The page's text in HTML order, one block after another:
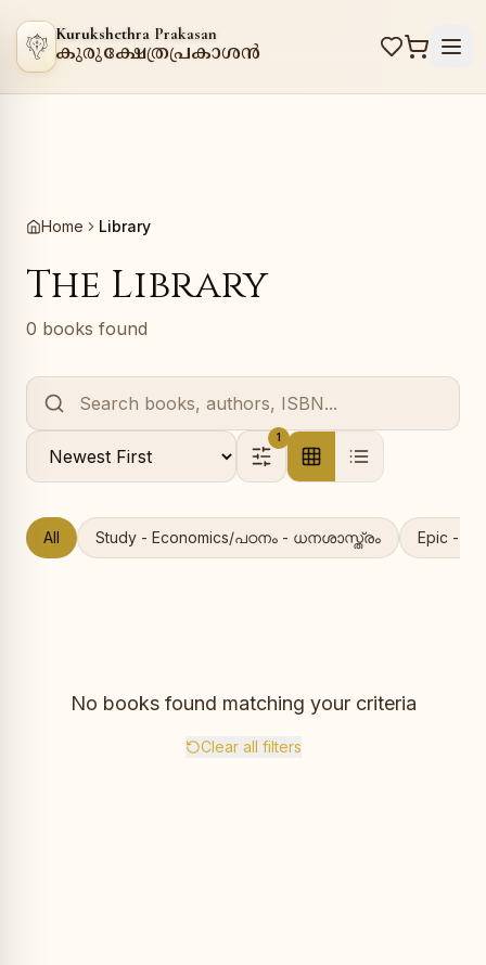
Kurukshethra Prakasan
കുരുക്ഷേത്രപ്രകാശൻ
Home Library
The Library
0 books found
1
All Study - Economics/പഠനം - ധനശാസ്ത്രം Epic -
No books found matching your criteria
Clear all filters